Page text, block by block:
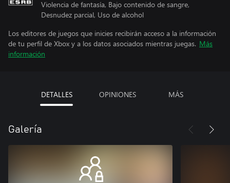
Violencia de fantasía, Bajo contenido de sangre,
Desnudez parcial, Uso de alcohol
Los editores de juegos que inicies recibirán acceso a la información
de tu perfil de Xbox y a los datos asociados mientras juegas. Más
información
DETALLES OPINIONES MÁS
Galería